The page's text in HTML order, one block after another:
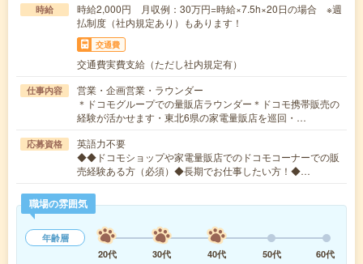
時給
時給2,000円 月収例：30万円=時給×7.5h×20日の場合 ※週
払制度（社内規定あり）もあります！
交通費
交通費実費支給（ただし社内規定有）
仕事内容
営業・企画営業・ラウンダー
＊ドコモグループでの量販店ラウンダー＊ドコモ携帯販売の
経験が活かせます・東北6県の家電量販店を巡回・…
応募資格
英語力不要
◆◆ドコモショップや家電量販店でのドコモコーナーでの販
売経験ある方（必須）◆長期でお仕事したい方！◆…
職場の雰囲気
年齢層
20代
30代 40代 50代
60代